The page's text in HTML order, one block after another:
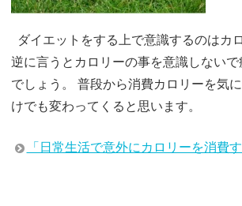
ダイエットをする上で意識するのはカ
逆に言うとカロリーの事を意識しない
でしょう。 普段から消費カロリーを気
けでも変わってくると思います。
「日常生活で意外にカロリーを消費